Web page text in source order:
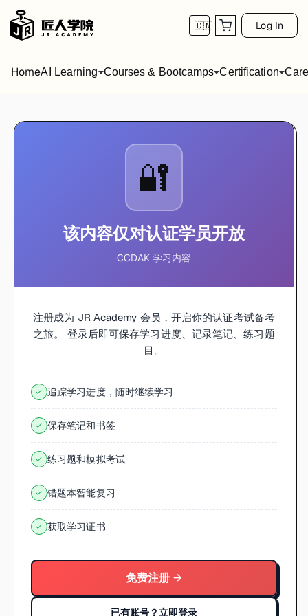
🇨🇳 Log In
HomeAI Learning Courses & Bootcamps Certification
🔐
该内容仅对认证学员开放
CCDAK 学习内容
注册成为 JR Academy 会员，开启你的认证考试备考
之旅。 登录后即可保存学习进度、记录笔记、练习题
目。
✓ 追踪学习进度，随时继续学习
✓ 保存笔记和书签
✓ 练习题和模拟考试
✓ 错题本智能复习
✓ 获取学习证书
免费注册 →
已有账号？立即登录